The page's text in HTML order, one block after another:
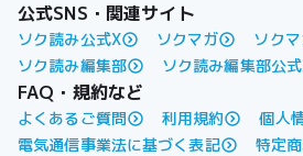
公式SNS・関連サイト
ソク読み公式X ソクマガ
ソク
ソク読み編集部
ソク読み編集部公
FAQ・規約など
よくあるご質問 利用規約
個人
電気通信事業法に基づく表記
特定